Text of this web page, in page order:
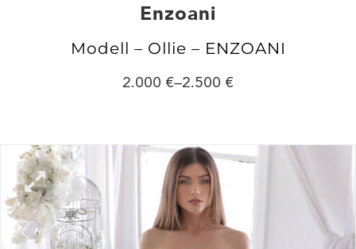
Enzoani
Modell – Ollie – ENZOANI
2.000 –2.500